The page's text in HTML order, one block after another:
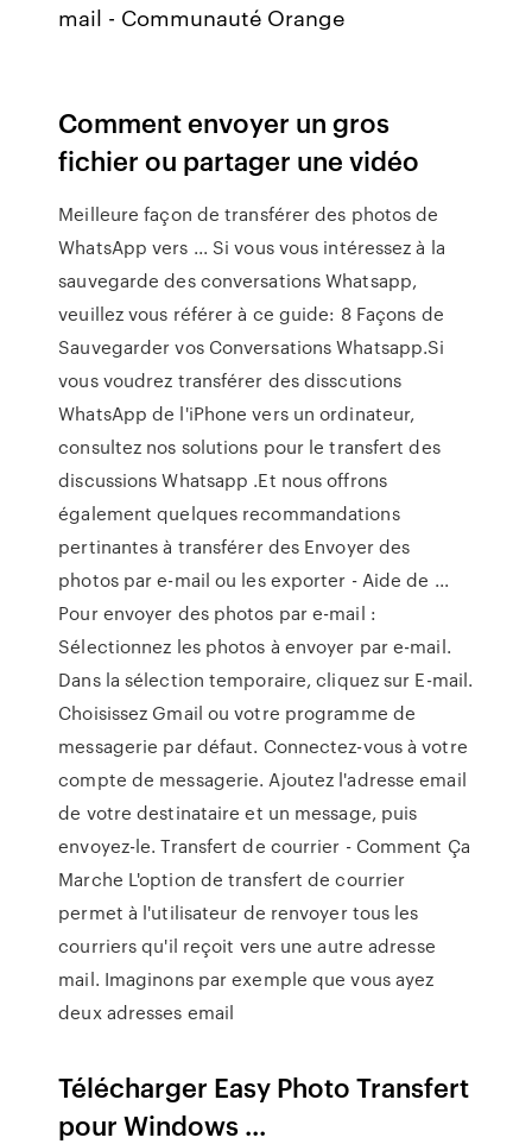
mail - Communauté Orange
Comment envoyer un gros
fichier ou partager une vidéo
Meilleure façon de transférer des photos de
WhatsApp vers ... Si vous vous intéressez à la
sauvegarde des conversations Whatsapp,
veuillez vous référer à ce guide: 8 Façons de
Sauvegarder vos Conversations Whatsapp.Si
vous voudrez transférer des disscutions
WhatsApp de l'iPhone vers un ordinateur,
consultez nos solutions pour le transfert des
discussions Whatsapp .Et nous offrons
également quelques recommandations
pertinantes à transférer des Envoyer des
photos par e-mail ou les exporter - Aide de ...
Pour envoyer des photos par e-mail :
Sélectionnez les photos à envoyer par e-mail.
Dans la sélection temporaire, cliquez sur E-mail.
Choisissez Gmail ou votre programme de
messagerie par défaut. Connectez-vous à votre
compte de messagerie. Ajoutez l'adresse email
de votre destinataire et un message, puis
envoyez-le. Transfert de courrier - Comment Ça
Marche L'option de transfert de courrier
permet à l'utilisateur de renvoyer tous les
courriers qu'il reçoit vers une autre adresse
mail. Imaginons par exemple que vous ayez
deux adresses email
Télécharger Easy Photo Transfert
pour Windows ...